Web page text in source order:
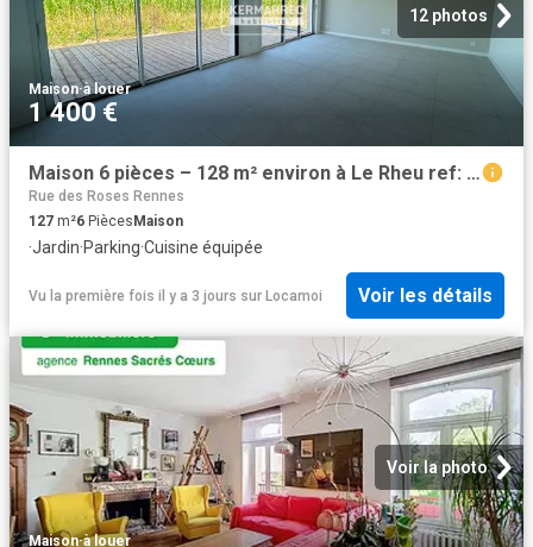
12 photos
Maison·à louer
1 400 €
Maison 6 pièces – 128 m² environ à Le Rheu ref: G176144
Rue des Roses Rennes
127 m²6 PiècesMaison
·Jardin·Parking·Cuisine équipée
Vu la première fois il y a 3 jours sur Locamoi Voir les détails
Voir la photo
Maison·à louer